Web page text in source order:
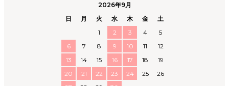
2026年9月
日
月 火 水 木 金
土
1
2 3 4
5
6
7 8 9 10 11
12
13
14 15 16 17 18
19
20
21 22 23 24 25
26